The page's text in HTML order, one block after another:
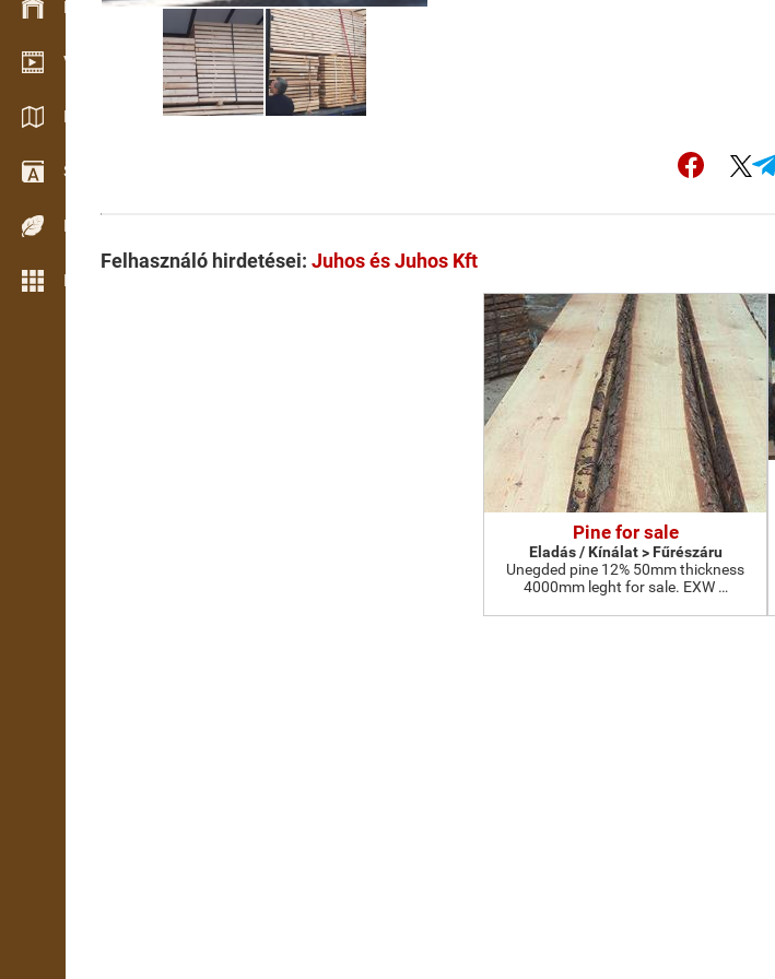
Készlet kezelés
Video bemutatóterem
Katalógusok / Prospektusok
Szótár
Fafajok
Még több funkció
Felhasználó hirdetései: Juhos és Juhos Kft
Pine for sale
Eladás / Kínálat > Fűrészáru
Unegded pine 12% 50mm thickness
4000mm leght for sale. EXW …